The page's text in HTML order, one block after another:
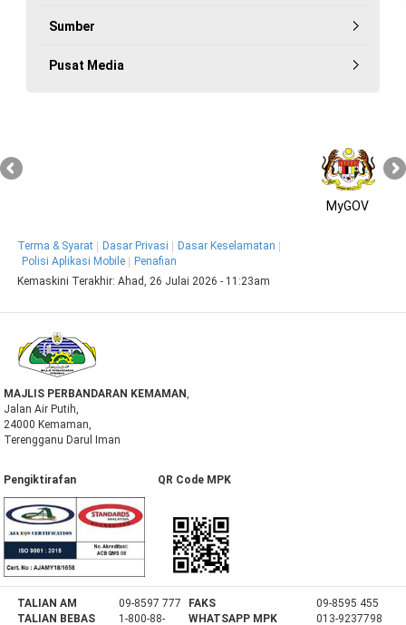
Sumber
Pusat Media
MyGOV
Terma & Syarat Dasar Privasi
Dasar Keselamatan
Polisi Aplikasi Mobile
Penafian
Kemaskini Terakhir:Ahad, 26 Julai 2026 - 11:23am
MAJLIS PERBANDARAN KEMAMAN,
Jalan Air Putih,
24000 Kemaman,
Terengganu Darul Iman
Pengiktirafan QR Code MPK
TALIAN AM 09-8597 777 FAKS
09-8595 455
TALIAN BEBAS
1-800-88- WHATSAPP MPK 013-9237798